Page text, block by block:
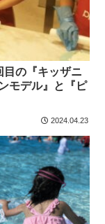
目の『キッザニ
モデル』と『ピ
2024.04.23